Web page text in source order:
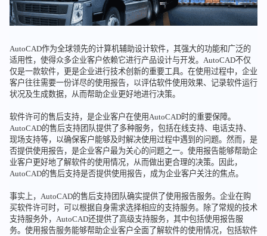
AutoCAD作为全球领先的计算机辅助设计软件，其强大的功能和广泛的
适用性，使得众多企业客户依赖它进行产品设计与开发。AutoCAD不仅
仅是一款软件，更是企业进行技术创新的重要工具。在使用过程中，企业
客户往往需要一份详尽的使用报告，以评估软件使用效果、记录软件运行
状况及生成数据，从而帮助企业更好地进行决策。
软件许可的售后支持，是企业客户在使用AutoCAD时的重要保障。
AutoCAD的售后支持团队提供了多种服务，包括在线支持、电话支持、
现场支持等，以确保客户能够及时解决使用过程中遇到的问题。然而，是
否提供使用报告，是企业客户最为关心的问题之一。使用报告能够帮助企
业客户更好地了解软件的使用情况，从而做出更合理的决策。因此，
AutoCAD的售后支持是否提供使用报告，成为企业客户关注的焦点。
事实上，AutoCAD的售后支持团队确实提供了使用报告服务。企业在购
买软件许可时，可以根据自身需求选择相应的支持服务。除了常规的技术
支持服务外，AutoCAD还提供了高级支持服务，其中包括使用报告服
务。使用报告服务能够帮助企业客户全面了解软件的使用情况，包括软件